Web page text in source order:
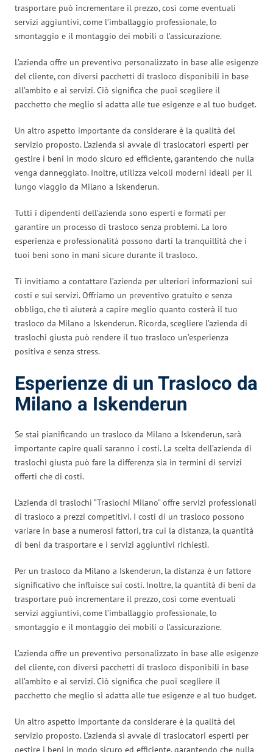
trasportare può incrementare il prezzo, così come eventuali
servizi aggiuntivi, come l’imballaggio professionale, lo
smontaggio e il montaggio dei mobili o l’assicurazione.
L’azienda offre un preventivo personalizzato in base alle esigenze
del cliente, con diversi pacchetti di trasloco disponibili in base
all’ambito e ai servizi. Ciò significa che puoi scegliere il
pacchetto che meglio si adatta alle tue esigenze e al tuo budget.
Un altro aspetto importante da considerare è la qualità del
servizio proposto. L’azienda si avvale di traslocatori esperti per
gestire i beni in modo sicuro ed efficiente, garantendo che nulla
venga danneggiato. Inoltre, utilizza veicoli moderni ideali per il
lungo viaggio da Milano a Iskenderun.
Tutti i dipendenti dell’azienda sono esperti e formati per
garantire un processo di trasloco senza problemi. La loro
esperienza e professionalità possono darti la tranquillità che i
tuoi beni sono in mani sicure durante il trasloco.
Ti invitiamo a contattare l’azienda per ulteriori informazioni sui
costi e sui servizi. Offriamo un preventivo gratuito e senza
obbligo, che ti aiuterà a capire meglio quanto costerà il tuo
trasloco da Milano a Iskenderun. Ricorda, scegliere l’azienda di
traslochi giusta può rendere il tuo trasloco un’esperienza
positiva e senza stress.
Esperienze di un Trasloco da
Milano a Iskenderun
Se stai pianificando un trasloco da Milano a Iskenderun, sarà
importante capire quali saranno i costi. La scelta dell’azienda di
traslochi giusta può fare la differenza sia in termini di servizi
offerti che di costi.
L’azienda di traslochi “Traslochi Milano” offre servizi professionali
di trasloco a prezzi competitivi. I costi di un trasloco possono
variare in base a numerosi fattori, tra cui la distanza, la quantità
di beni da trasportare e i servizi aggiuntivi richiesti.
Per un trasloco da Milano a Iskenderun, la distanza è un fattore
significativo che influisce sui costi. Inoltre, la quantità di beni da
trasportare può incrementare il prezzo, così come eventuali
servizi aggiuntivi, come l’imballaggio professionale, lo
smontaggio e il montaggio dei mobili o l’assicurazione.
L’azienda offre un preventivo personalizzato in base alle esigenze
del cliente, con diversi pacchetti di trasloco disponibili in base
all’ambito e ai servizi. Ciò significa che puoi scegliere il
pacchetto che meglio si adatta alle tue esigenze e al tuo budget.
Un altro aspetto importante da considerare è la qualità del
servizio proposto. L’azienda si avvale di traslocatori esperti per
gestire i beni in modo sicuro ed efficiente, garantendo che nulla